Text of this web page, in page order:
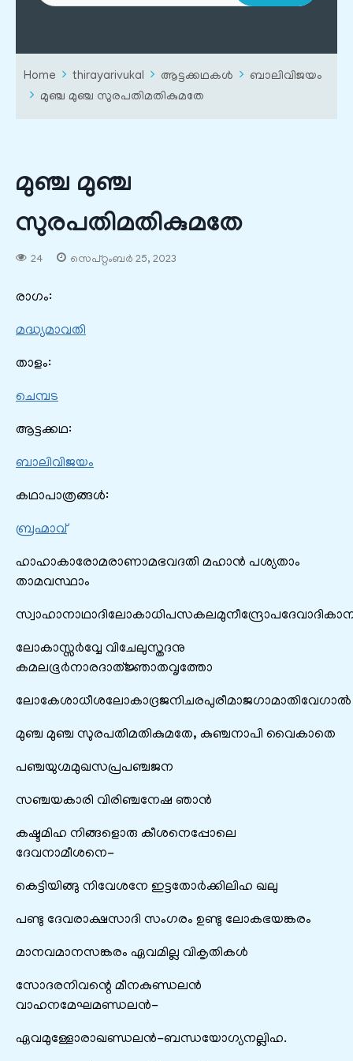
Home thirayarivukal ആട്ടക്കഥകൾ
ബാലിവിജയം
മുഞ്ച മുഞ്ച സുരപതിമതികുമതേ
മുഞ്ച മുഞ്ച
സുരപതിമതികുമതേ
24 സെപ്റ്റംബർ 25, 2023
രാഗം:
മദ്ധ്യമാവതി
താളം:
ചെമ്പട
ആട്ടക്കഥ:
ബാലിവിജയം
കഥാപാത്രങ്ങൾ:
ബ്രഹ്മാവ്
ഹാഹാകാരോമരാണാമഭവദതി മഹാൻ പശ്യതാം
താമവസ്ഥാം
ലോകാസ്സർവ്വേ വിചേലുസ്തദനു
കമലഭൂർനാരദാത്ജ്ഞാതവൃത്തോ
ലോകേശാധീശലോകാദ്രജനിചരപുരീമാജഗാമാതിവേഗാൽ
മുഞ്ച മുഞ്ച സുരപതിമതികുമതേ, കുഞ്ചനാപി വൈകാതെ
പഞ്ചയുഗ്മമുഖസപ്രപഞ്ചജന
സഞ്ചയകാരി വിരിഞ്ചനേഷ ഞാൻ
കഷ്ടമിഹ നിങ്ങളൊരു കീശനെപ്പോലെ
ദേവനാമീശനെ-
കെട്ടിയിങ്ങു നിവേശനേ ഇട്ടതോർക്കിലിഹ ഖലു
പണ്ടു ദേവരാക്ഷസാദി സംഗരം ഉണ്ടു ലോകഭയങ്കരം
മാനവമാനസങ്കരം ഏവമില്ല വികൃതികൾ
സോദരനിവന്റെ മീനകുണ്ഡലൻ
വാഹനമേഘമണ്ഡലൻ-
ഏവമുള്ളോരാഖണ്ഡലൻ-ബന്ധയോഗ്യനല്ലിഹ.